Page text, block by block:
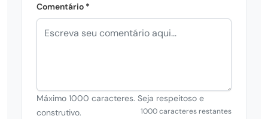
Comentário *
Máximo 1000 caracteres. Seja respeitoso e
construtivo.
1000 caracteres restantes